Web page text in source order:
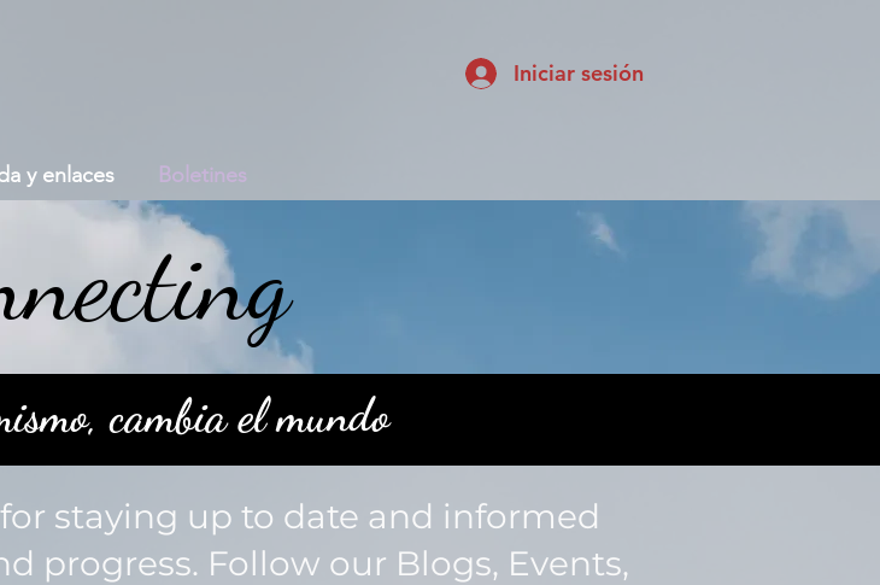
Iniciar sesión
y enlaces Boletines
cambia el mundo
staying up to date and informed
progress. Follow our Blogs, Events,